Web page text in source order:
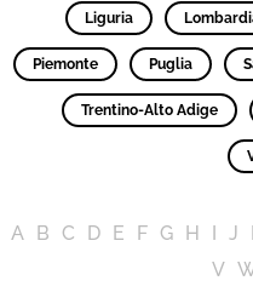
Liguria
Piemonte Puglia
Trentino-Alto Adige
A B C D E F G H J
V